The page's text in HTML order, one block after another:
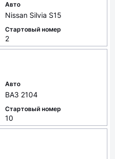
Авто
Nissan Silvia S15
Стартовый номер
2
Авто
ВАЗ 2104
Стартовый номер
10